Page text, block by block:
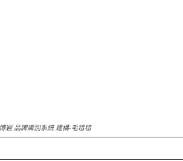
岩 品牌識別系統 建構-毛毰毰